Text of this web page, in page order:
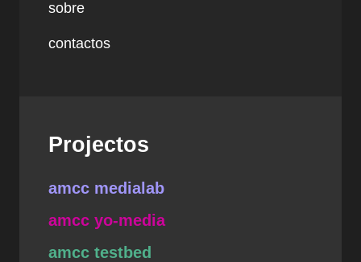
sobre
contactos
Projectos
amcc medialab
amcc yo-media
amcc testbed